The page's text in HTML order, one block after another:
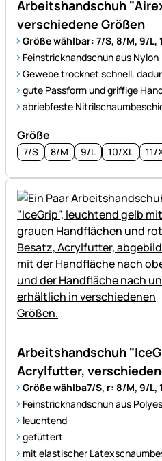
Arbeitshandschuh
verschiedene Größen
Größe wählbar: 7/S, 8/M, 9/L,
Feinstrickhandschuh aus Nylon
Gewebe trocknet schnell,
gute Passform und griffige
abriebfeste
Größe
7/S 8/M 9/L 10/XL 11/
Arbeitshandschuh
Acrylfutter,
Größe wählba7/S, r: 8/M, 9/L,
Feinstrickhandschuh aus
leuchtend
gefüttert
mit elastischer